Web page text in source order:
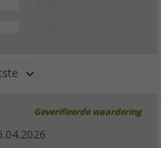
Geverifieerde waardering